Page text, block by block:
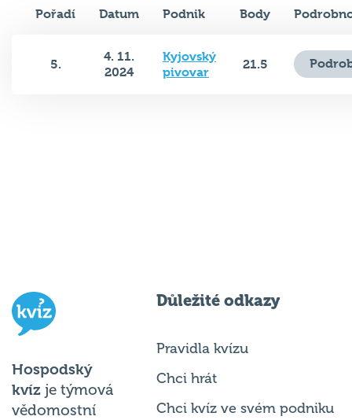
Pořadí Datum Podnik Body
5.
4. 11.
2024
Kyjovský
pivovar
21.5
Hospodský
kvíz je týmová
vědomostní
Důležité odkazy
Pravidla kvízu
Chci hrát
Chci kvíz ve svém podniku